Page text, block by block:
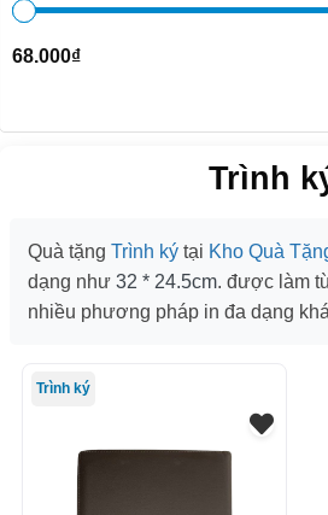
68.000₫
Trình
Quà tặng Trình ký tại Kho Quà
dạng như 32 * 24.5cm. được làm
nhiều phương pháp in đa dạng
Trình ký